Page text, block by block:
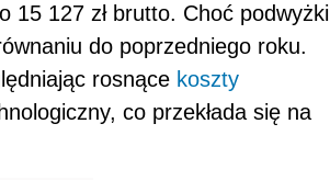
15 127 zł brutto. Choć podwyżki
do poprzedniego roku.
rosnące koszty
co przekłada się na